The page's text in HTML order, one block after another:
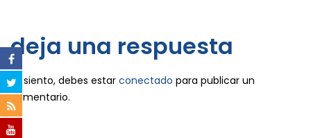
deja una respuesta
Lo siento, debes estar conectado para publicar un
comentario.